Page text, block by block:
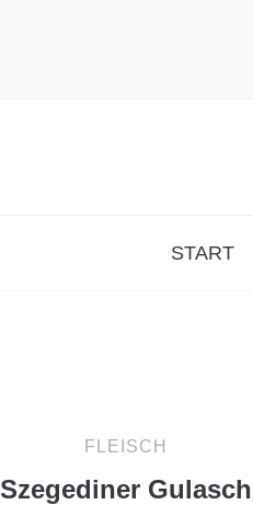
START
FLEISCH
Szegediner Gulasch